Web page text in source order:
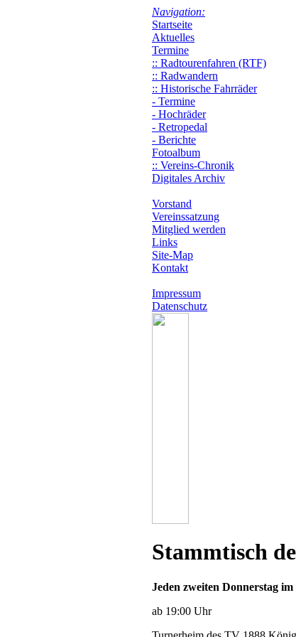
Navigation:
Startseite
Aktuelles
Termine
:: Radtourenfahren (RTF)
:: Radwandern
:: Historische Fahrräder
- Termine
- Hochräder
- Retropedal
- Berichte
Fotoalbum
:: Vereins-Chronik
Digitales Archiv
Vorstand
Vereinssatzung
Mitglied werden
Links
Site-Map
Kontakt
Impressum
Datenschutz
Stammtisch
Jeden zweiten Donnerstag
ab 19:00 Uhr